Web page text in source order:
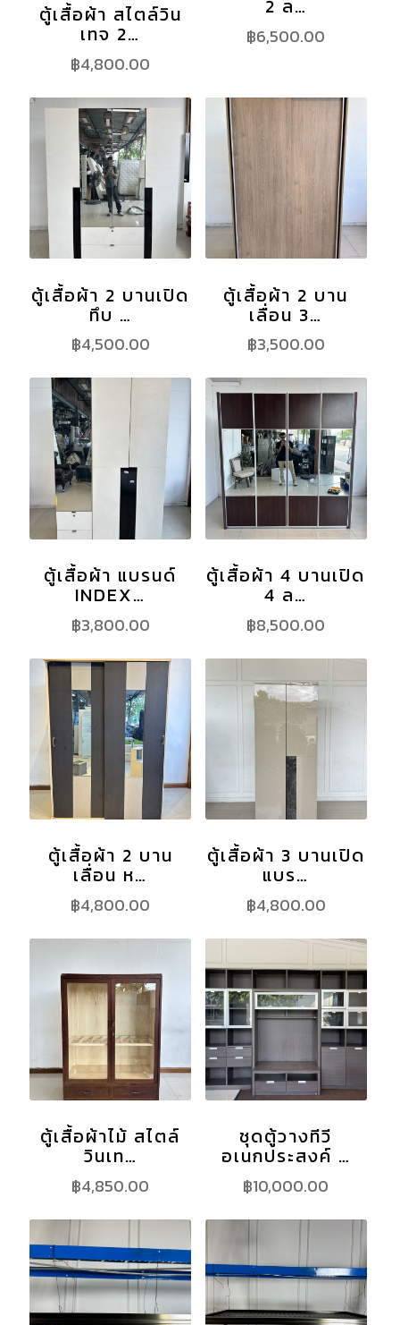
ตู้เสื้อผ้า สไตล์วิน
เทจ 2…
฿4,800.00
2 ล…
฿6,500.00
ตู้เสื้อผ้า 2 บานเปิด
ทึบ …
฿4,500.00
ตู้เสื้อผ้า 2 บาน
เลื่อน 3…
฿3,500.00
ตู้เสื้อผ้า แบรนด์
INDEX…
฿3,800.00
ตู้เสื้อผ้า 4 บานเปิด
4 ล…
฿8,500.00
ตู้เสื้อผ้า 2 บาน
เลื่อน ห…
฿4,800.00
ตู้เสื้อผ้า 3 บานเปิด
แบร…
฿4,800.00
ตู้เสื้อผ้าไม้ สไตล์
วินเท…
฿4,850.00
ชุดตู้วางทีวี
อเนกประสงค์ …
฿10,000.00